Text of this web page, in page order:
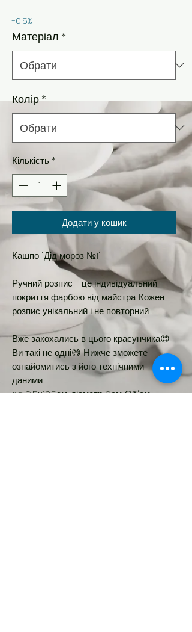
-0,5%
Матеріал *
Колір*
Кількість*
Додати у кошик
Кашпо "Дід мороз №1"
Ручний розпис - це індивідуальний
покриття фарбою від майстра. Кожен
розпис унікальний і не повторний.
Вже закохались в цього красунчика😍
Ви такі не одні😅 Нижче зможете
ознайомитись з його технічними
даними:
👉️ 9,5х10.5см, діаметр 6см. Об'єм -